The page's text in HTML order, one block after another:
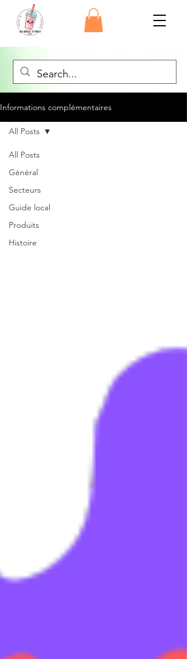
Informations complémentaires
All Posts
Général
Secteurs
Guide local
Produits
Histoire
All Posts